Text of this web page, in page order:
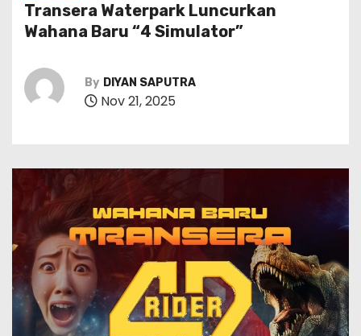
Transera Waterpark Luncurkan
Wahana Baru “4 Simulator”
By DIYAN SAPUTRA
Nov 21, 2025